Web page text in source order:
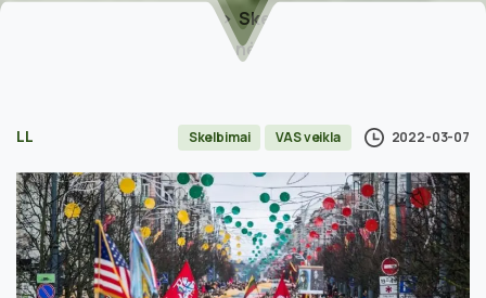
Home
Skelbimai
Lietuvos kariuomenės kūrėjus savanorius
LL Skelbimai VAS veikla 2022-03-07